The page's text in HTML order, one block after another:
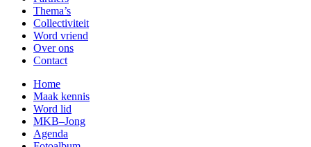
Thema’s
Collectiviteit
Word vriend
Over ons
Contact
Home
Maak kennis
Word lid
MKB–Jong
Agenda